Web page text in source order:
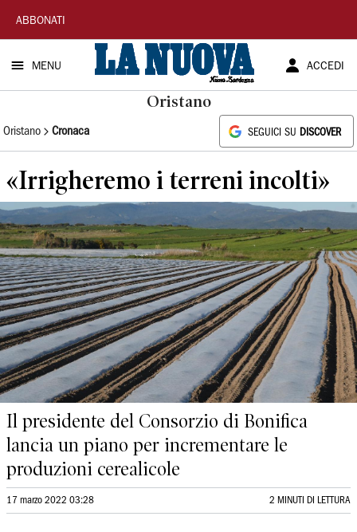
La
Nuova
Sardegna
ABBONATI
MENU ACCEDI
Oristano
Oristano Cronaca SEGUICI SU DISCOVER
«Irrigheremo i terreni incolti»
Il presidente del Consorzio di Bonifica
lancia un piano per incrementare le
produzioni cerealicole
17 marzo 2022 03:28 2 MINUTI DI LETTURA